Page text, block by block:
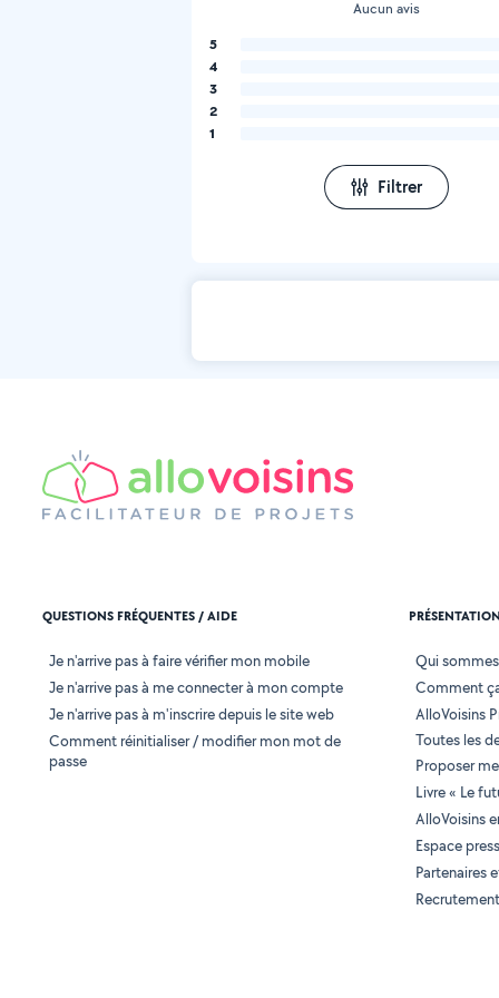
Aucun avis
5
4
3
2
1
Filtrer
QUESTIONS FRÉQUENTES / AIDE
Je n'arrive pas à faire vérifier mon mobile
Je n'arrive pas à me connecter à mon compte
Je n'arrive pas à m'inscrire depuis le site web
Comment réinitialiser / modifier mon mot de
passe
Qui
Comment
AlloVoisins
Toutes les
Proposer
Livre « Le
AlloVoisins
Espace
Partenaires
Recrutement